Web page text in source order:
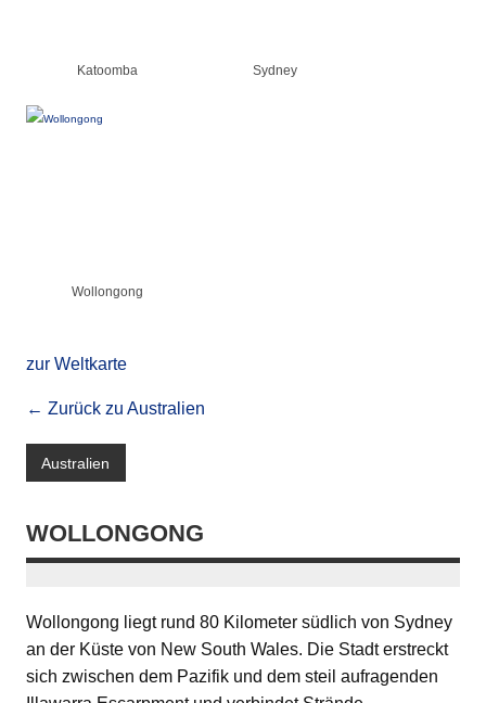
Katoomba Sydney
Wollongong
zur Weltkarte
← Zurück zu Australien
Australien
WOLLONGONG
Wollongong liegt rund 80 Kilometer südlich von Sydney
an der Küste von New South Wales. Die Stadt erstreckt
sich zwischen dem Pazifik und dem steil aufragenden